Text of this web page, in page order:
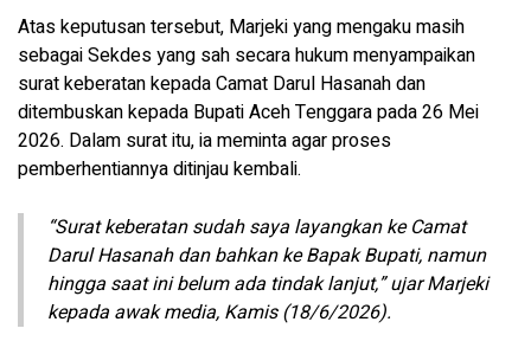
Atas keputusan tersebut, Marjeki yang mengaku masih
sebagai Sekdes yang sah secara hukum menyampaikan
surat keberatan kepada Camat Darul Hasanah dan
ditembuskan kepada Bupati Aceh Tenggara pada 26 Mei
2026. Dalam surat itu, ia meminta agar proses
pemberhentiannya ditinjau kembali.
“Surat keberatan sudah saya layangkan ke Camat
Darul Hasanah dan bahkan ke Bapak Bupati, namun
hingga saat ini belum ada tindak lanjut,” ujar Marjeki
kepada awak media, Kamis (18/6/2026).